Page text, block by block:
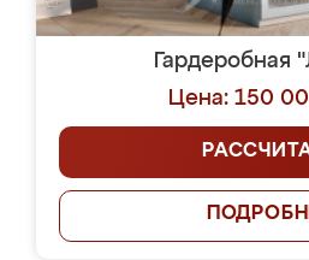
Гардеробная
Цена: 150